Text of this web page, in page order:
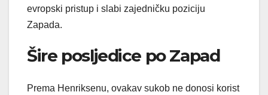
evropski pristup i slabi zajedničku poziciju
Zapada.
Šire posljedice po Zapad
Prema Henriksenu, ovakav sukob ne donosi korist